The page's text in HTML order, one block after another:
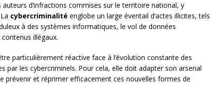
d’infractions commises sur le territoire national, y
cybercriminalité englobe un large éventail d’actes illicites, tels
à des systèmes informatiques, le vol de données
illégaux.
particulièrement réactive face à l’évolution constante des
par les cybercriminels. Pour cela, elle doit adapter son arsenal
prévenir et réprimer efficacement ces nouvelles formes de